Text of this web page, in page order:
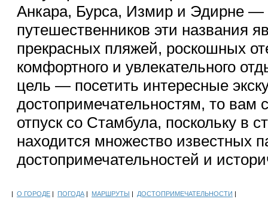
Анкара, Бурса, Измир и Эдирне
путешественников эти названия
прекрасных пляжей, роскошных
комфортного и увлекательного
цель — посетить интересные
достопримечательностям, то вам
отпуск со Стамбула, поскольку в
находится множество известных
достопримечательностей и
| О ГОРОДЕ | ПОГОДА | МАРШРУТЫ | ДОСТОПРИМЕЧАТЕЛЬНОСТИ |